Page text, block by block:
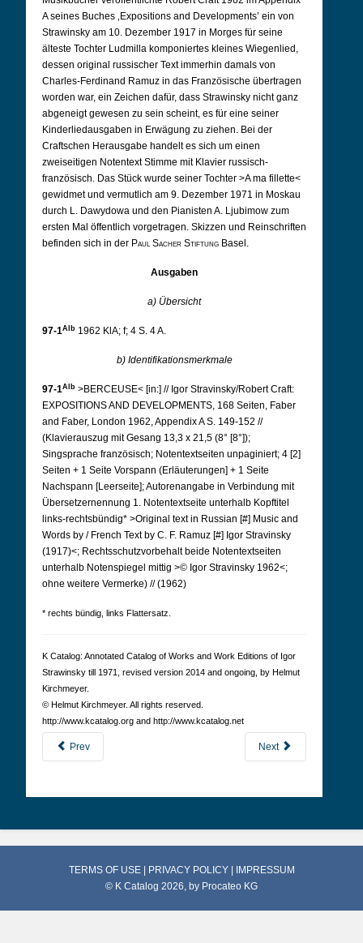
A seines Buches ‚Expositions and Developments’ ein von
Strawinsky am 10. Dezember 1917 in Morges für seine
älteste Tochter Ludmilla komponiertes kleines Wiegenlied,
dessen original russischer Text immerhin damals von
Charles-Ferdinand Ramuz in das Französische übertragen
worden war, ein Zeichen dafür, dass Strawinsky nicht ganz
abgeneigt gewesen zu sein scheint, es für eine seiner
Kinderliedausgaben in Erwägung zu ziehen. Bei der
Craftschen Herausgabe handelt es sich um einen
zweiseitigen Notentext Stimme mit Klavier russisch-
französisch. Das Stück wurde seiner Tochter >A ma fillette<
gewidmet und vermutlich am 9. Dezember 1971 in Moskau
durch L. Dawydowa und den Pianisten A. Ljubimow zum
ersten Mal öffentlich vorgetragen. Skizzen und Reinschriften
befinden sich in der Paul Sacher Stiftung Basel.
Ausgaben
a) Übersicht
97-1Alb 1962 KlA; f; 4 S. 4 A.
b) Identifikationsmerkmale
97-1Alb >BERCEUSE< [in:] // Igor Stravinsky/Robert Craft:
EXPOSITIONS AND DEVELOPMENTS, 168 Seiten, Faber
and Faber, London 1962, Appendix A S. 149-152 //
(Klavierauszug mit Gesang 13,3 x 21,5 (8° [8°]);
Singsprache französisch; Notentextseiten unpaginiert; 4 [2]
Seiten + 1 Seite Vorspann (Erläuterungen] + 1 Seite
Nachspann [Leerseite]; Autorenangabe in Verbindung mit
Übersetzernennung 1. Notentextseite unterhalb Kopftitel
links-rechtsbündig* >Original text in Russian [#] Music and
Words by / French Text by C. F. Ramuz [#] Igor Stravinsky
(1917)<; Rechtsschutzvorbehalt beide Notentextseiten
unterhalb Notenspiegel mittig >© Igor Stravinsky 1962<;
ohne weitere Vermerke) // (1962)
* rechts bündig, links Flattersatz.
K Cat­a­log: Anno­tated Cat­a­log of Works and Work Edi­tions of Igor
Straw­in­sky till 1971, revised version 2014 and ongoing, by Hel­mut
Kirch­meyer.
© Hel­mut Kirch­meyer. All rights reserved.
http://www.kcatalog.org and http://www.kcatalog.net
Prev Next
TERMS OF USE PRIVACY POLICY
IMPRESSUM
© K Catalog 2026, by Procateo KG